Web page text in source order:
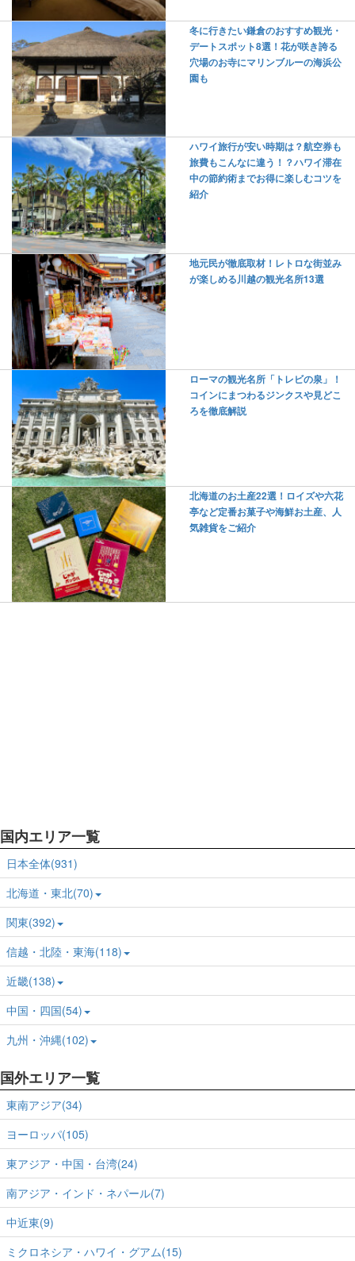
冬に行きたい鎌倉のおすすめ観光・
デートスポット8選！花が咲き誇る
穴場のお寺にマリンブルーの海浜公
園も
ハワイ旅行が安い時期は？航空券も
旅費もこんなに違う！？ハワイ滞在
中の節約術までお得に楽しむコツを
紹介
地元民が徹底取材！レトロな街並み
が楽しめる川越の観光名所13選
ローマの観光名所「トレビの泉」！
コインにまつわるジンクスや見どこ
ろを徹底解説
北海道のお土産22選！ロイズや六花
亭など定番お菓子や海鮮お土産、人
気雑貨をご紹介
国内エリア一覧
日本全体(931)
北海道・東北(70)
関東(392)
信越・北陸・東海(118)
近畿(138)
中国・四国(54)
九州・沖縄(102)
国外エリア一覧
東南アジア(34)
ヨーロッパ(105)
東アジア・中国・台湾(24)
南アジア・インド・ネパール(7)
中近東(9)
ミクロネシア・ハワイ・グアム(15)